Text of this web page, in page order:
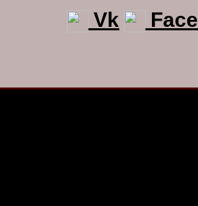
Vk